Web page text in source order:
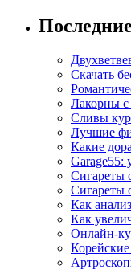
Скачать
Лакорны с
Сливы
Лучшие
Какие
Garage55:
Сигареты
Сигареты
Как
Как
Онлайн-